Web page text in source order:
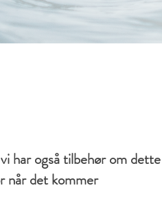
har også tilbehør om dette
når det kommer